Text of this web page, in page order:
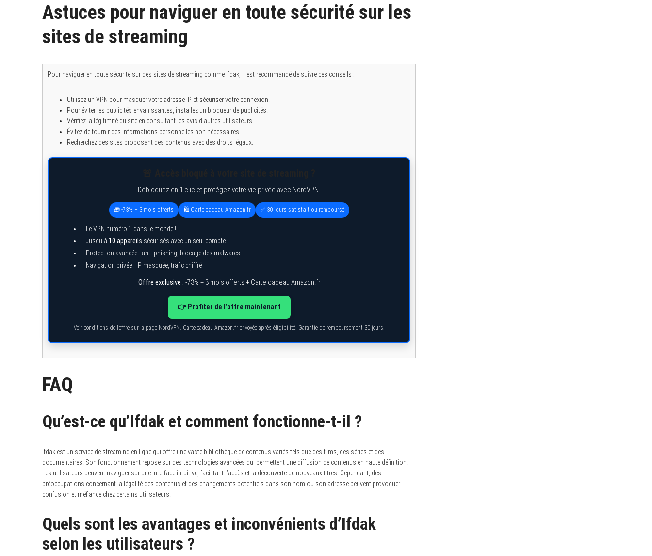
Astuces pour naviguer en toute sécurité sur les
sites de streaming
Pour naviguer en toute sécurité sur des sites de streaming comme Ifdak, il est recommandé de suivre ces conseils :
Utilisez un VPN pour masquer votre adresse IP et sécuriser votre connexion.
Pour éviter les publicités envahissantes, installez un bloqueur de publicités.
Vérifiez la légitimité du site en consultant les avis d’autres utilisateurs.
Évitez de fournir des informations personnelles non nécessaires.
Recherchez des sites proposant des contenus avec des droits légaux.
Débloquez en 1 clic et protégez votre vie privée avec NordVPN.
🎁 -73% + 3 mois offerts 🛍️ Carte cadeau Amazon.fr ✅ 30 jours satisfait ou remboursé
Le VPN numéro 1 dans le monde !
Jusqu’à 10 appareils sécurisés avec un seul compte
Protection avancée : anti-phishing, blocage des malwares
Navigation privée : IP masquée, trafic chiffré
Offre exclusive : -73% + 3 mois offerts + Carte cadeau Amazon.fr
👉 Profiter de l’offre maintenant
Voir conditions de l’offre sur la page NordVPN. Carte cadeau Amazon.fr envoyée après éligibilité. Garantie de remboursement 30 jours.
FAQ
Qu’est-ce qu’Ifdak et comment fonctionne-t-il ?
Ifdak est un service de streaming en ligne qui offre une vaste bibliothèque de contenus variés tels que des films, des séries et des
documentaires. Son fonctionnement repose sur des technologies avancées qui permettent une diffusion de contenus en haute définition.
Les utilisateurs peuvent naviguer sur une interface intuitive, facilitant l’accès et la découverte de nouveaux titres. Cependant, des
préoccupations concernant la légalité des contenus et des changements potentiels dans son nom ou son adresse peuvent provoquer
confusion et méfiance chez certains utilisateurs.
Quels sont les avantages et inconvénients d’Ifdak
selon les utilisateurs ?